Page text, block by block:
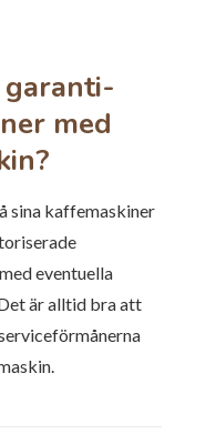
garanti-
med
sina kaffemaskiner
eventuella
är alltid bra att